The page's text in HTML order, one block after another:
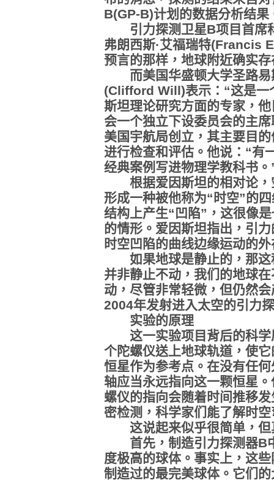
B(GP-B)计划的数据分析结果
引力探测卫星B项目首席
弗朗西斯·艾福瑞特(Francis
预言的那样，地球附近确实
而美国华盛顿大学圣路易
(Clifford Will)表示：“这是一
斯坦理论研究方面的专家，
会一个独立下设委员会的主
美国宇航局创立，其主要目
进行检查和评估。他说：“有
经典案例写进物理学教科书。
根据爱因斯坦的相对论，
形成一种被他称为“时空”的
结构上产生“凹陷”，这很像
的情形。爱因斯坦指出，引
时空凹陷的曲线边缘运动的
如果地球是静止的，那这
并非静止不动，我们的地球
动，尽管非常轻微，但仍然
2004年发射进入太空的引力
实验的原理
这一实验项目背后的科学
个陀螺仪送上地球轨道，使
恒星作为参考点。在没有任
轴应当永远指向这一颗恒星
螺仪的指向会随着时间推移
密检测，科学家们能了解时
这说起来似乎很简单，但
首先，制造引力探测器B
度极高的球体。事实上，这
制造过的最完美球体。它们